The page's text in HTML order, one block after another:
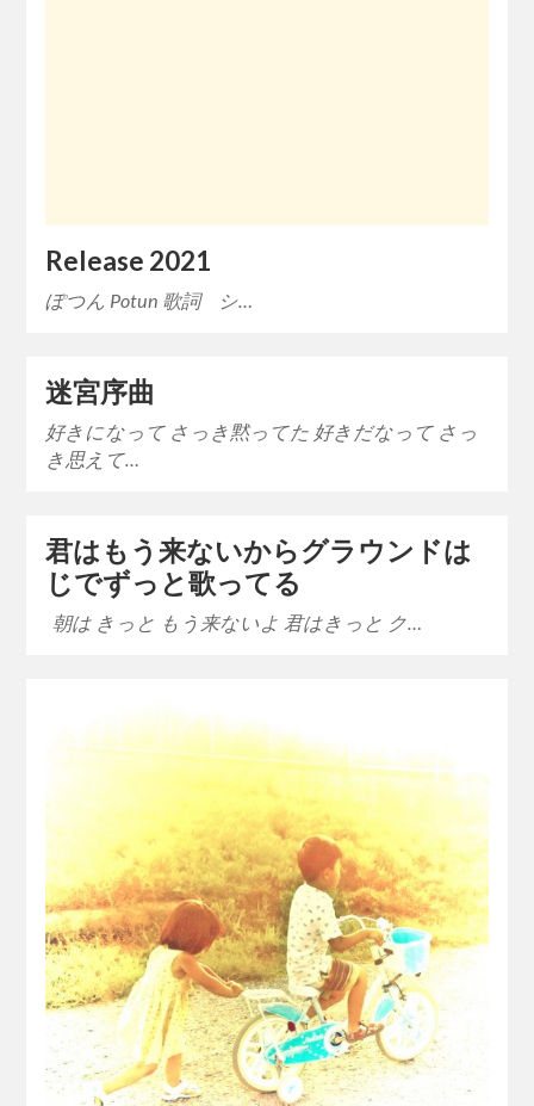
Release 2021
ぽつん Potun 歌詞 シ…
迷宮序曲
好きになって さっき黙ってた 好きだなって さっ
き思えて…
君はもう来ないからグラウンドは
じでずっと歌ってる
朝は きっと もう来ないよ 君はきっと ク…